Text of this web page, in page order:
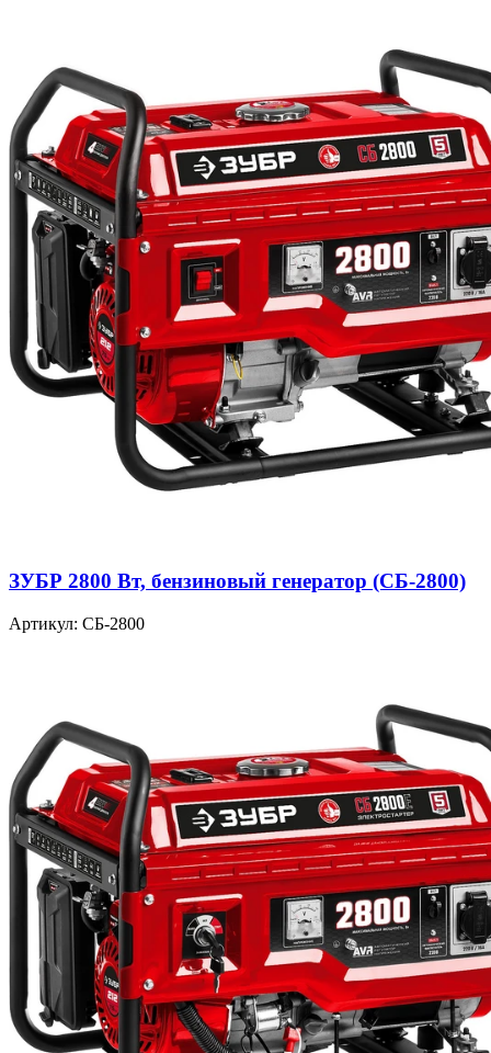
ЗУБР 2800 Вт, бензиновый генератор (СБ-2800)
Артикул: СБ-2800